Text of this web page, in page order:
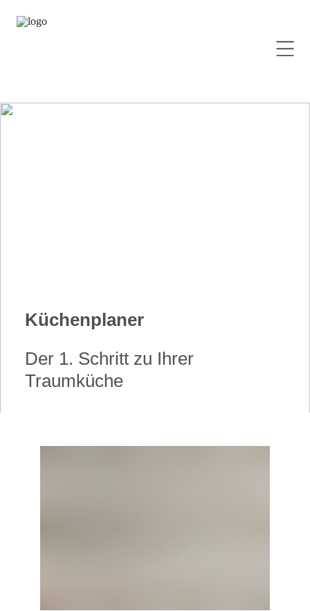
Küchenplaner
Der 1. Schritt zu Ihrer
Traumküche